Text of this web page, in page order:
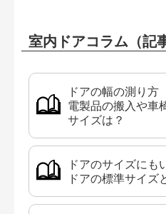
室内ドアコラム（記
ドアの幅の測り
電製品の搬入や車
サイズは？
ドアのサイズにも
ドアの標準サイズ